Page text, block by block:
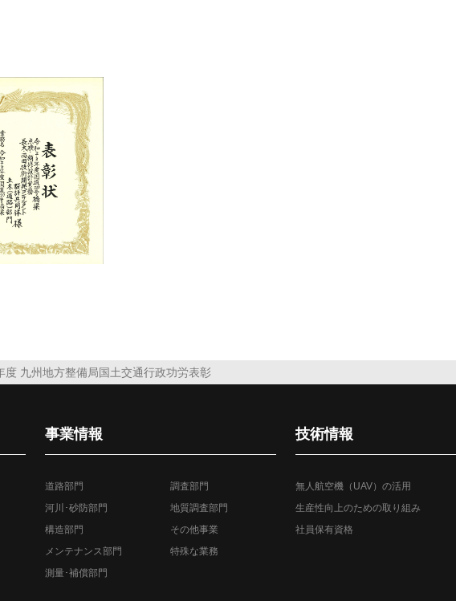
度 九州地方整備局国土交通行政功労表彰
事業情報
道路部門
河川･砂防部門
構造部門
メンテナンス部門
測量･補償部門
調査部門
地質調査部門
その他事業
特殊な業務
技術情報
無人航空機（UAV）の活用
生産性向上のための取り組み
社員保有資格